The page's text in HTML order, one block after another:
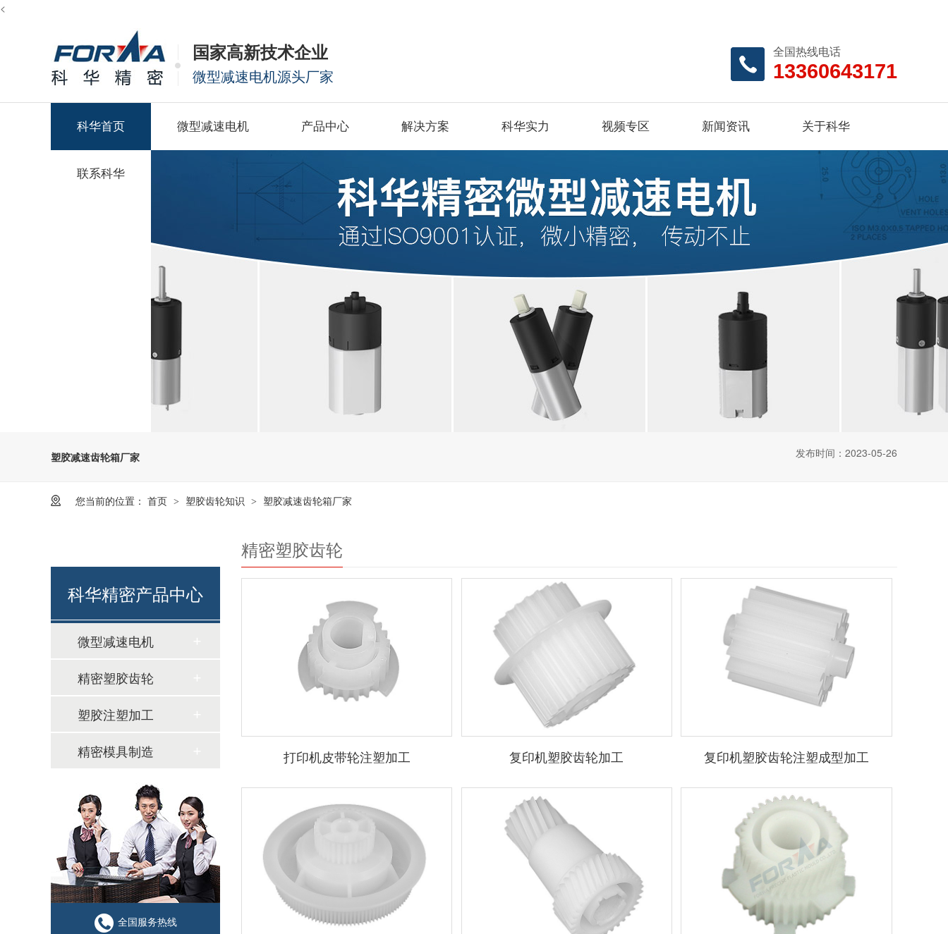
<
国家高新技术企业
微型减速电机源头厂家
全国热线电话
13360643171
科华首页 微型减速电机 产品中心 解决方案 科华实力 视频专区 新闻资讯 关于科华
联系科华
塑胶减速齿轮箱厂家 发布时间：2023-05-26
您当前的位置： 首页 > 塑胶齿轮知识 > 塑胶减速齿轮箱厂家
精密塑胶齿轮
打印机皮带轮注塑加工 复印机塑胶齿轮加工 复印机塑胶齿轮注塑成型加工
科华精密产品中心
微型减速电机
精密塑胶齿轮
塑胶注塑加工
精密模具制造
全国服务热线